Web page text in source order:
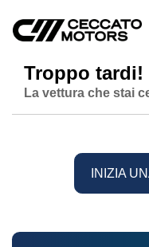
Troppo tardi!
La vettura che stai
INIZIA